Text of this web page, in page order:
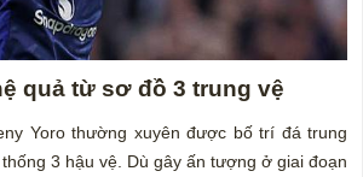
quả từ sơ đồ 3 trung vệ
Yoro thường xuyên được bố trí đá trung
3 hậu vệ. Dù gây ấn tượng ở giai đoạn